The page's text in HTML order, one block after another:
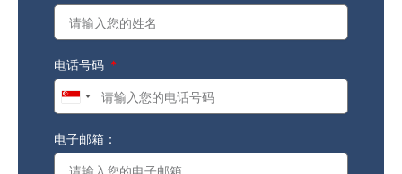
电话号码
Singapore
电子邮箱：